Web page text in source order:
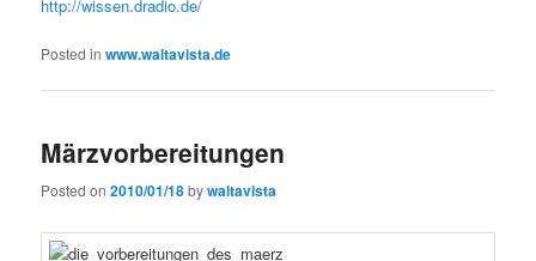
http://wissen.dradio.de/
Posted in www.waltavista.de
Märzvorbereitungen
Posted on2010/01/18bywaltavista